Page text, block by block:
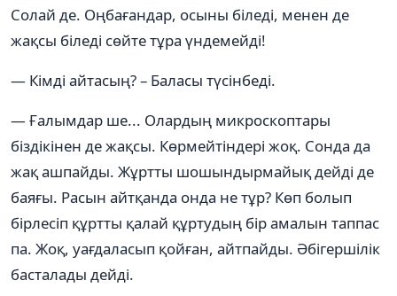
Солай де. Оңбағандар, осыны біледі, менен де
жақсы біледі сөйте тұра үндемейді!
— Кімді айтасың? – Баласы түсінбеді.
— Ғалымдар ше... Олардың микроскоптары
біздікінен де жақсы. Көрмейтіндері жоқ. Сонда да
жақ ашпайды. Жұртты шошындырмайық дейді де
баяғы. Расын айтқанда онда не тұр? Көп болып
бірлесіп құртты қалай құртудың бір амалын таппас
па. Жоқ, уағдаласып қойған, айтпайды. Әбігершілік
басталады дейді.